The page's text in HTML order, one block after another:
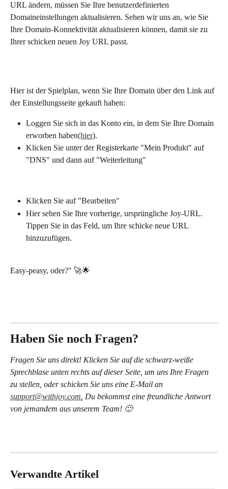
URL ändern, müssen Sie Ihre benutzerdefinierten
Domaineinstellungen aktualisieren. Sehen wir uns an, wie Sie
Ihre Domain-Konnektivität aktualisieren können, damit sie zu
Ihrer schicken neuen Joy URL passt.
Hier ist der Spielplan, wenn Sie Ihre Domain über den Link auf
der Einstellungsseite gekauft haben:
Loggen Sie sich in das Konto ein, in dem Sie Ihre Domain
erworben haben(hier).
Klicken Sie unter der Registerkarte "Mein Produkt" auf
"DNS" und dann auf "Weiterleitung"
Klicken Sie auf "Bearbeiten"
Hier sehen Sie Ihre vorherige, ursprüngliche Joy-URL.
Tippen Sie in das Feld, um Ihre schicke neue URL
hinzuzufügen.
Easy-peasy, oder?" 🚀🌟
Haben Sie noch Fragen?
Fragen Sie uns direkt! Klicken Sie auf die schwarz-weiße
Sprechblase unten rechts auf dieser Seite, um uns Ihre Fragen
zu stellen, oder schicken Sie uns eine E-Mail an
support@withjoy.com. Du bekommst eine freundliche Antwort
von jemandem aus unserem Team! 🙂
Verwandte Artikel